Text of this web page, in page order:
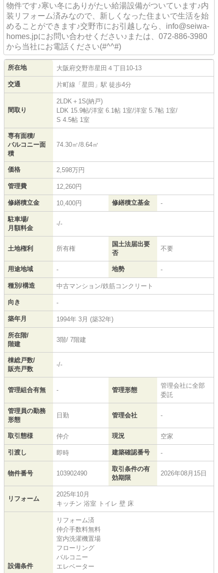
物件です♪寒い冬にありがたい給湯設備がついています♪内
装リフォーム済みなので、新しくなった住まいで生活を始
めることができます♪交野市にお引越しなら、info@seiwa-
homes.jpにお問い合わせください♪または、072-886-3980
から当社にお電話ください(#^^#)
所在地 大阪府交野市星田 ４丁目10-13
交通 片町線 「 星田 」駅 徒歩4分
間取り
2LDK＋1S(納戸)
LDK 15.9帖/洋室 6.1帖 1室/洋室 5.7帖 1室/
S 4.5帖 1室
専有面積/
バルコニー面
積
74.30㎡/8.64㎡
価格 2,598万円
管理費 12,260円
修繕積立金 10,400円 修繕積立基金 -
駐車場/
月額料金
-/-
土地権利 所有権
国土法届出要
否
不要
用途地域 - 地勢 -
種別/構造 中古マンション/鉄筋コンクリート
向き -
築年月 1994年 3月 (築32年)
所在階/
階建
3階/ 7階建
棟総戸数/
販売戸数
-/-
管理組合有無 - 管理形態
管理会社に全部
委託
管理員の勤務
形態
日勤 管理会社 -
取引態様 仲介 現況 空家
引渡し 即時 建築確認番号 -
物件番号 103902490
取引条件の有
効期限
2026年08月15日
リフォーム
2025年10月
キッチン 浴室 トイレ 壁 床
設備条件
リフォーム済
仲介手数料無料
室内洗濯機置場
フローリング
バルコニー
エレベーター